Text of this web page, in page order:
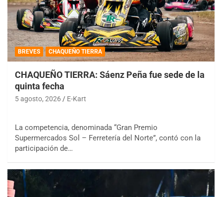
BREVES CHAQUEÑO TIERRA
CHAQUEÑO TIERRA: Sáenz Peña fue sede de la
quinta fecha
5 agosto, 2026 E-Kart
La competencia, denominada “Gran Premio
Supermercados Sol – Ferretería del Norte”, contó con la
participación de…